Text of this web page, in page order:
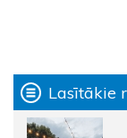
Lasītākie